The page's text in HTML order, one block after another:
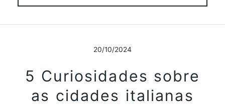
20/10/2024
5 Curiosidades sobre
as cidades italianas